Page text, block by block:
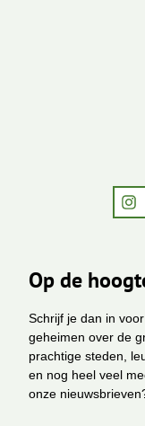
Op de
Schrijf je dan in
geheimen over de
prachtige steden,
en nog heel veel
onze